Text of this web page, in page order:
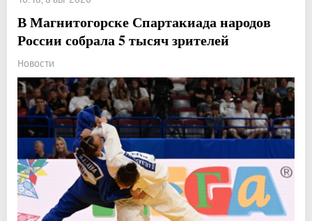
В Магнитогорске Спартакиада народов
России собрала 5 тысяч зрителей
Новости